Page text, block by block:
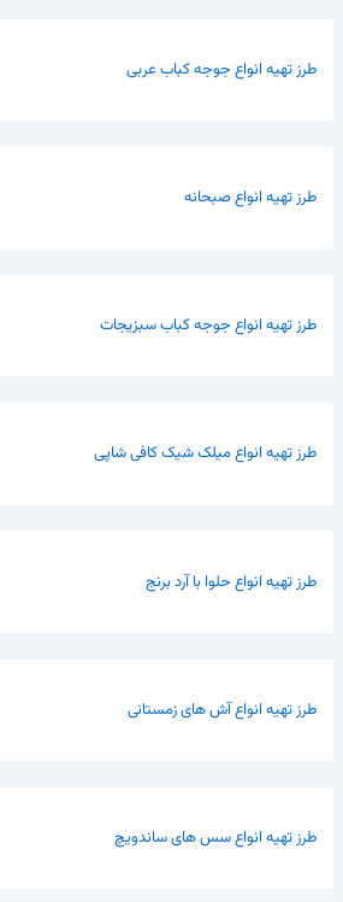
طرز تهیه انواع جوجه کباب عربی
طرز تهیه انواع صبحانه
طرز تهیه انواع جوجه کباب سبزیجات
طرز تهیه انواع میلک شیک کافی شاپی
طرز تهیه انواع حلوا با آرد برنج
طرز تهیه انواع آش های زمستانی
طرز تهیه انواع سس های ساندویچ